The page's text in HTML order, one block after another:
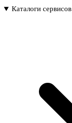
Каталоги сервисов